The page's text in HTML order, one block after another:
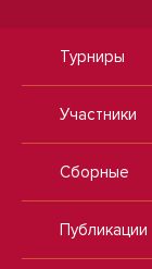
Турниры
Участники
Сборные
Публикации